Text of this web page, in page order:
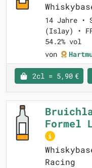
14 Jahre •
(Islay) • FF
54.2% vol
von
2cl = 5,90 €
Formel
Racing